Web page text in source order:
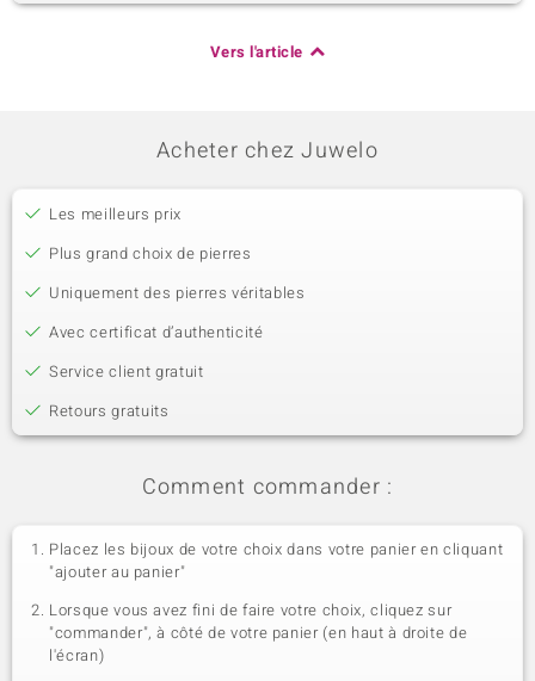
Vers l'article
Acheter chez Juwelo
Les meilleurs prix
Plus grand choix de pierres
Uniquement des pierres véritables
Avec certificat d’authenticité
Service client gratuit
Retours gratuits
Comment commander :
Placez les bijoux de votre choix dans votre panier en cliquant
"ajouter au panier"
Lorsque vous avez fini de faire votre choix, cliquez sur
"commander", à côté de votre panier (en haut à droite de
l'écran)